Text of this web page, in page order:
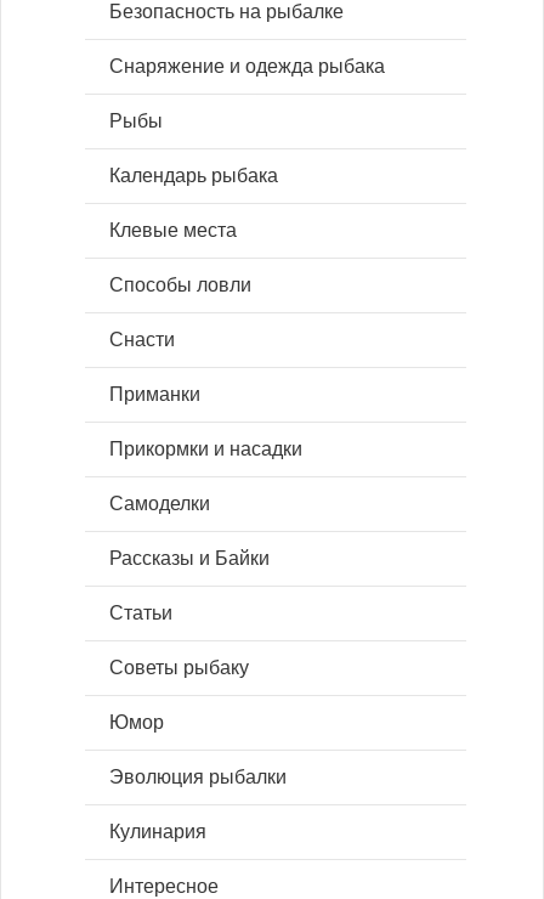
Безопасность на рыбалке
Снаряжение и одежда рыбака
Рыбы
Календарь рыбака
Клевые места
Способы ловли
Снасти
Приманки
Прикормки и насадки
Самоделки
Рассказы и Байки
Статьи
Советы рыбаку
Юмор
Эволюция рыбалки
Кулинария
Интересное